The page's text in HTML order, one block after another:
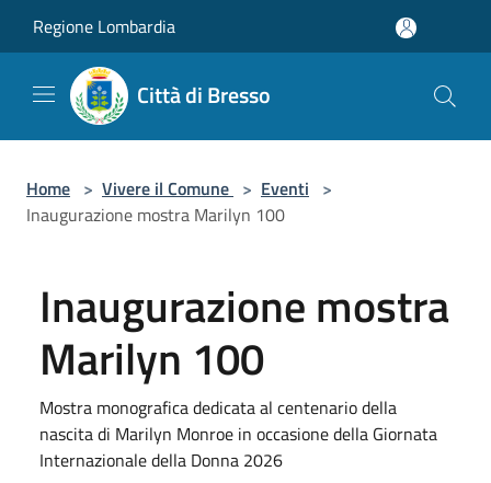
Regione Lombardia
Città di Bresso
Home > Vivere il Comune > Eventi >
Inaugurazione mostra Marilyn 100
Inaugurazione mostra
Marilyn 100
Mostra monografica dedicata al centenario della
nascita di Marilyn Monroe in occasione della Giornata
Internazionale della Donna 2026